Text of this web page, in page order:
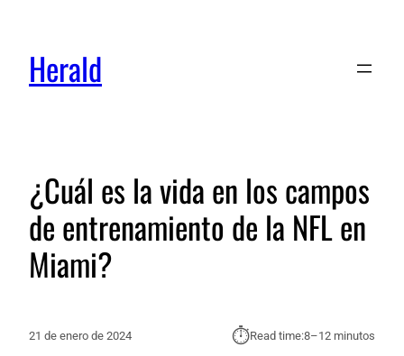
Herald
¿Cuál es la vida en los campos
de entrenamiento de la NFL en
Miami?
21 de enero de 2024 ⏱︎Read time:8–12 minutos